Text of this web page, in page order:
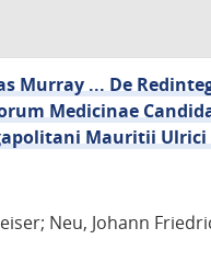
Murray ... De
Medicinae
Mauritii
Neu, Johann